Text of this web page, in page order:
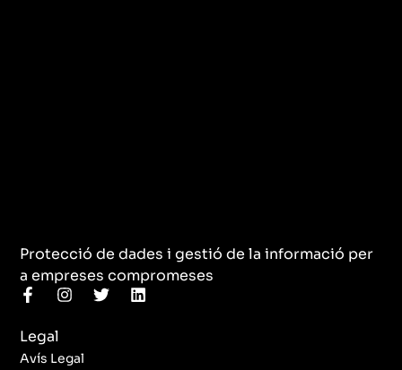
Protecció de dades i gestió de la informació per
a empreses compromeses
F
a
e
b
I
n
a
T
w
L
i
Legal
Avís Legal